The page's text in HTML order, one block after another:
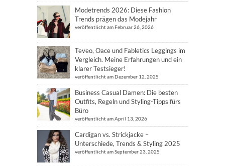
Modetrends 2026: Diese Fashion
Trends prägen das Modejahr
veröffentlicht am Februar 26, 2026
Teveo, Oace und Fabletics Leggings im
Vergleich. Meine Erfahrungen und ein
klarer Testsieger!
veröffentlicht am Dezember 12, 2025
Business Casual Damen: Die besten
Outfits, Regeln und Styling-Tipps fürs
Büro
veröffentlicht am April 13, 2026
Cardigan vs. Strickjacke –
Unterschiede, Trends & Styling 2025
veröffentlicht am September 23, 2025